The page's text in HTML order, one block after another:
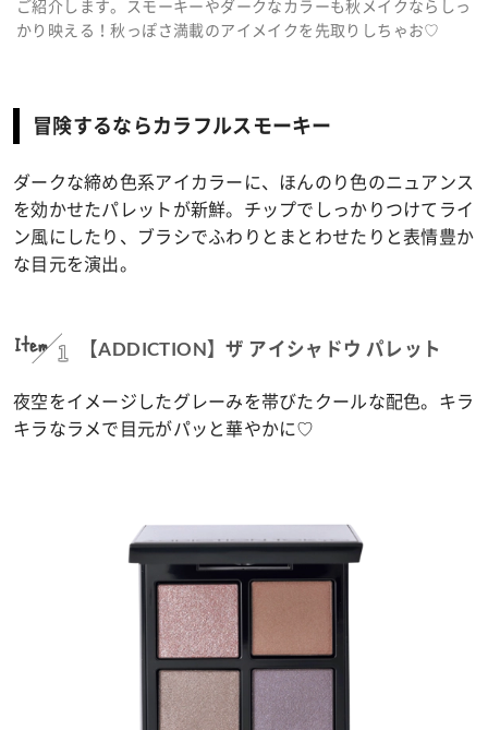
ご紹介します。スモーキーやダークなカラーも秋メイクならしっ
かり映える！秋っぽさ満載のアイメイクを先取りしちゃお♡
冒険するならカラフルスモーキー
ダークな締め色系アイカラーに、ほんのり色のニュアンス
を効かせたパレットが新鮮。チップでしっかりつけてライ
ン風にしたり、ブラシでふわりとまとわせたりと表情豊か
な目元を演出。
Item 1 【ADDICTION】ザ アイシャドウ パレット
夜空をイメージしたグレーみを帯びたクールな配色。キラ
キラなラメで目元がパッと華やかに♡